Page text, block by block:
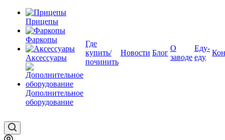
Прицепы
Фаркопы
Аксессуары
Дополнительное
оборудование
Где
купить/
починить
Новости Блог
О
заводе
Еду-
еду